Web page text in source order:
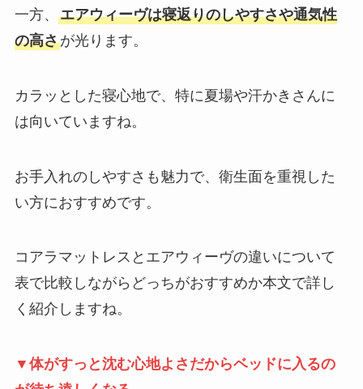
一方、 エアウィーヴは寝返りのしやすさや通気性
の高さが光ります。
カラッとした寝心地で、特に夏場や汗かきさんに
は向いていますね。
お手入れのしやすさも魅力で、衛生面を重視した
い方におすすめです。
コアラマットレスとエアウィーヴの違いについて
表で比較しながらどっちがおすすめか本文で詳し
く紹介しますね。
▼体がすっと沈む心地よさだからベッドに入るの